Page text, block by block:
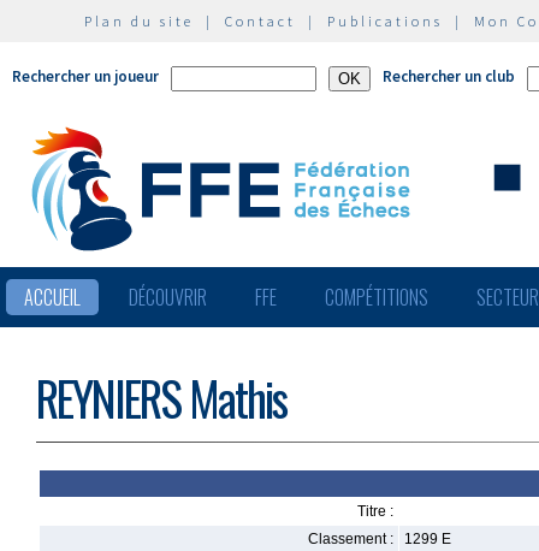
Plan du site | Contact | Publications | Mon
Rechercher un joueur Rechercher un club
ACCUEIL DÉCOUVRIR FFE COMPÉTITIONS
REYNIERS Mathis
Titre :
Classement :
1299 E